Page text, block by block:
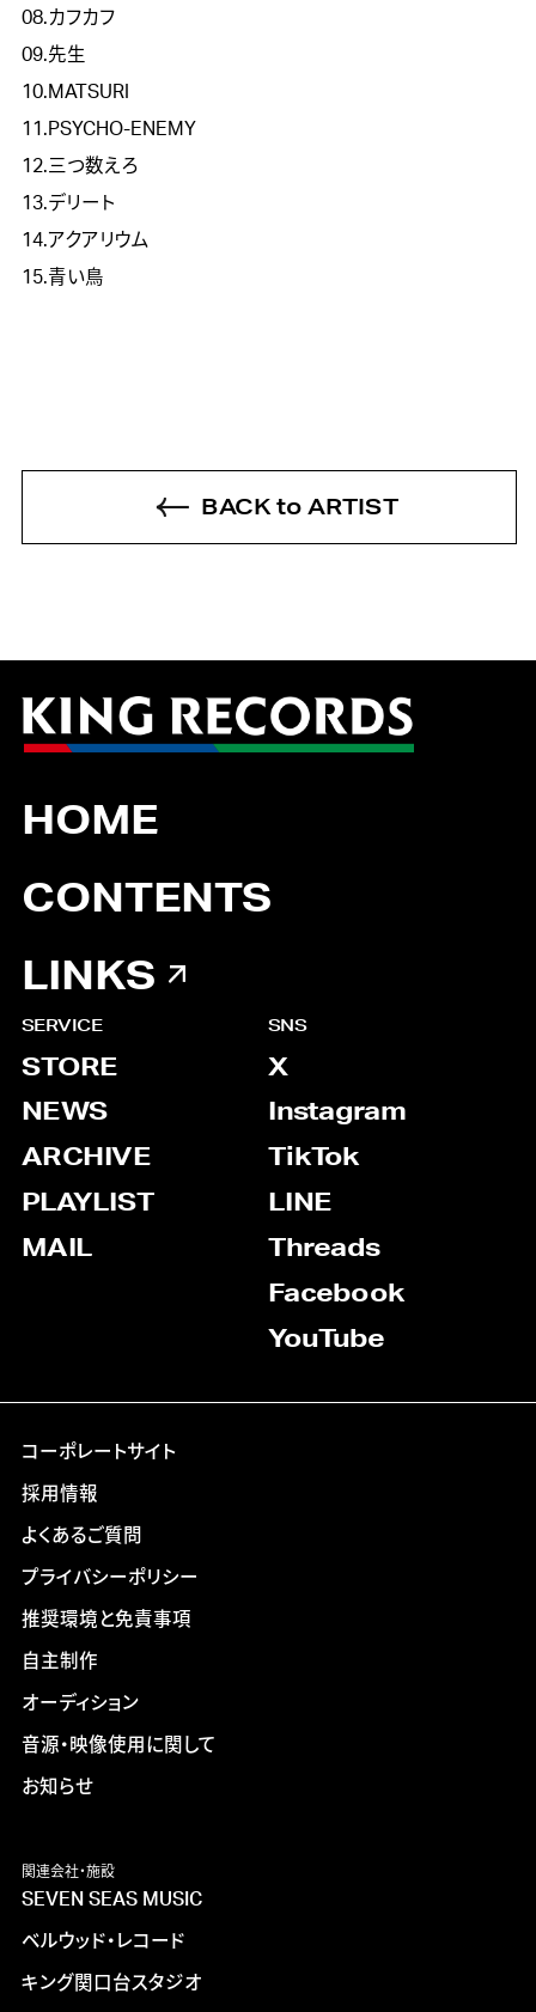
08.カフカフ
09.先生
10.MATSURI
11.PSYCHO-ENEMY
12.三つ数えろ
13.デリート
14.アクアリウム
BACK to ARTIST
HOME
CONTENTS
LINKS
SERVICE
STORE
NEWS
ARCHIVE
PLAYLIST
MAIL
SNS
X
Instagram
TikTok
LINE
Threads
Facebook
YouTube
コーポレートサイト
採用情報
よくあるご質問
プライバシーポリシー
推奨環境と免責事項
自主制作
オーディション
音源・映像使用に関して
お知らせ
関連会社・施設
SEVEN SEAS MUSIC
ベルウッド・レコード
キング関口台スタジオ